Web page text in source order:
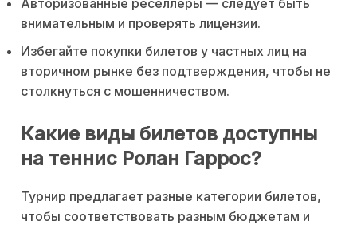
Авторизованные реселлеры — следует быть
внимательным и проверять лицензии.
Избегайте покупки билетов у частных лиц на
вторичном рынке без подтверждения, чтобы не
столкнуться с мошенничеством.
Какие виды билетов доступны
на теннис Ролан Гаррос?
Турнир предлагает разные категории билетов,
чтобы соответствовать разным бюджетам и